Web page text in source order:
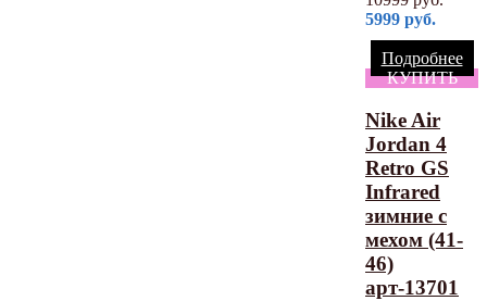
5999 руб.
Подробнее
КУПИТЬ
Nike Air
Jordan 4
Retro GS
Infrared
зимние с
мехом (41-
46)
арт-13701